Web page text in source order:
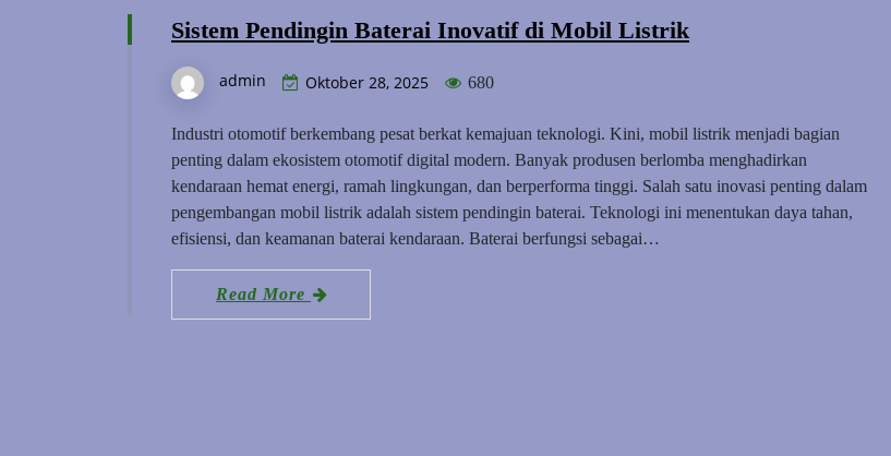
Sistem Pendingin Baterai Inovatif di Mobil Listrik
admin Oktober 28, 2025 680
Industri otomotif berkembang pesat berkat kemajuan teknologi. Kini, mobil listrik menjadi bagian
penting dalam ekosistem otomotif digital modern. Banyak produsen berlomba menghadirkan
kendaraan hemat energi, ramah lingkungan, dan berperforma tinggi. Salah satu inovasi penting dalam
pengembangan mobil listrik adalah sistem pendingin baterai. Teknologi ini menentukan daya tahan,
efisiensi, dan keamanan baterai kendaraan. Baterai berfungsi sebagai…
Read More